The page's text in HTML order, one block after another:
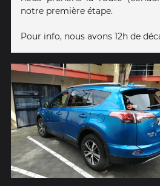
notre première étape.
Pour info, nous avons 12h de